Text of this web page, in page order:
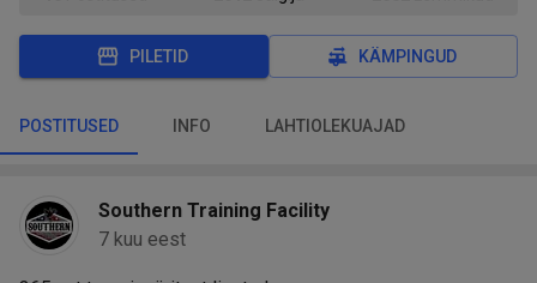
PILETID KÄMPINGUD
POSTITUSED INFO LAHTIOLEKUAJAD
Southern Training Facility
7 kuu eest